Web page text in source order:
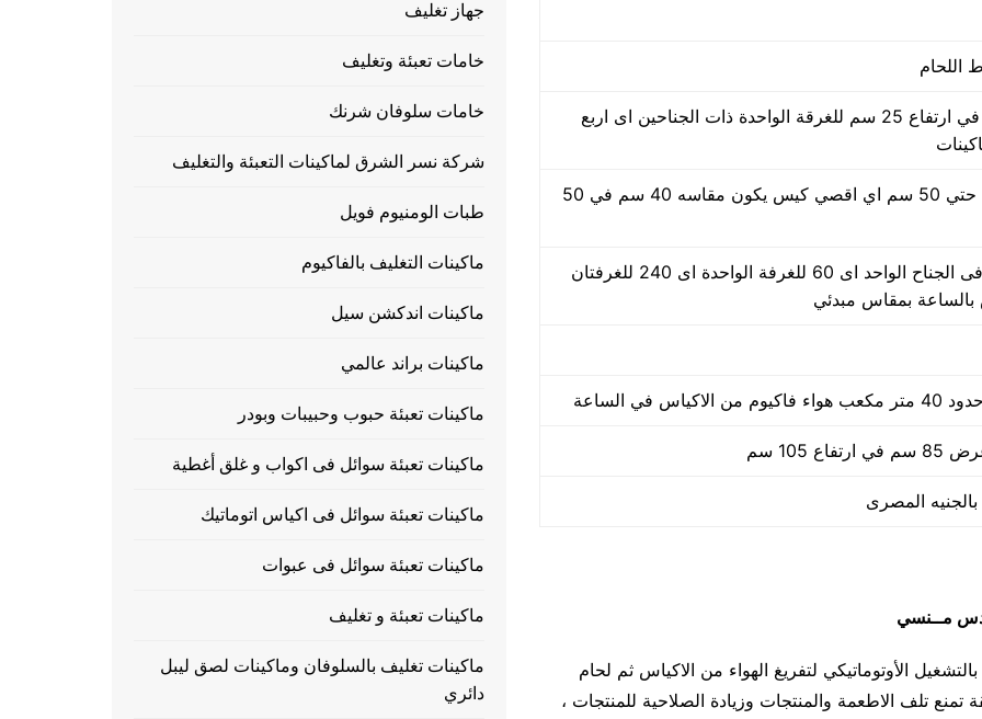
50 سم في 40 سم في ارتفاع 25 سم للغرقة الواحدة ذات الجناحين اى اربع
مقاس من واحد سم حتي 50 سم اي اقصي كيس يكون مقاسه 40 سم في 50
30 ضغطة بالدقيقة فى الجناح الواحد اى 60 للغرفة الواحدة اى 240 للغرفتان
في الساعة
منــــسي بالتشغيل الأوتوماتيكي لتفريغ الهواء من الاكياس ثم لحام
تلف الاطعمة والمنتجات وزيادة الصلاحية للمنتجات ،
جهاز تغليف
خامات تعبئة وتغليف
خامات سلوفان شرنك
شركة نسر الشرق لماكينات التعبئة والتغليف
طبات الومنيوم فويل
ماكينات التغليف بالفاكيوم
ماكينات اندكشن سيل
ماكينات براند عالمي
ماكينات تعبئة حبوب وحبيبات وبودر
ماكينات تعبئة سوائل فى اكواب و غلق أغطية
ماكينات تعبئة سوائل فى اكياس اتوماتيك
ماكينات تعبئة سوائل فى عبوات
ماكينات تعبئة و تغليف
ماكينات تغليف بالسلوفان وماكينات لصق ليبل
دائري